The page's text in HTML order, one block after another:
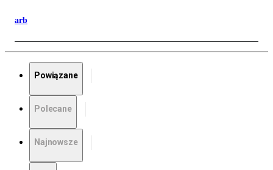
arb
Powiązane
Polecane
Najnowsze